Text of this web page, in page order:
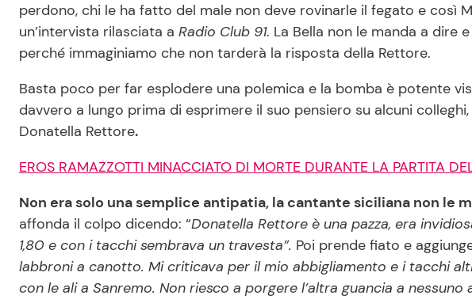
perdono, chi le ha fatto del male non deve rovinarle il fegato e così
un’intervista rilasciata a Radio Club 91. La Bella non le manda a dire
perché immaginiamo che non tarderà la risposta della Rettore.
Basta poco per far esplodere una polemica e la bomba è potente
davvero a lungo prima di esprimere il suo pensiero su alcuni
Donatella Rettore.
EROS RAMAZZOTTI MINACCIATO DI MORTE DURANTE LA PARTITA
Non era solo una semplice antipatia, la cantante siciliana non le
affonda il colpo dicendo: “Donatella Rettore è una pazza, era
1,80 e con i tacchi sembrava un travesta”. Poi prende fiato e
labbroni a canotto. Mi criticava per il mio abbigliamento e i tacchi
con le ali a Sanremo. Non riesco a porgere l’altra guancia a